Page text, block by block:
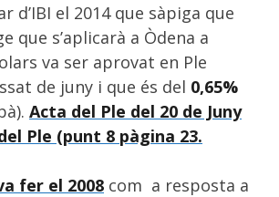
d’IBI el 2014 que sàpiga que
que s’aplicarà a Òdena a
va ser aprovat en Ple
de juny i que és del 0,65%
Acta del Ple del 20 de Juny
Ple (punt 8 pàgina 23.
fer el 2008 com a resposta a